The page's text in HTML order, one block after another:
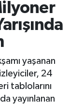
yaşanan
izleyiciler, 24
tablolarını
yayınlanan